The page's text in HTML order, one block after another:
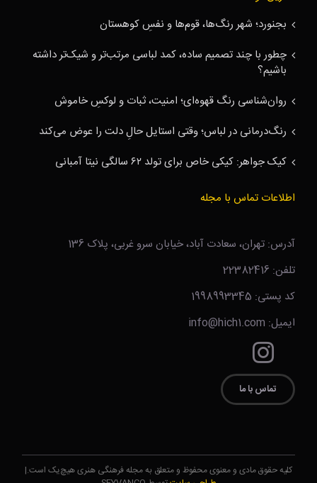
بجنورد؛ شهر رنگ‌ها، قوم‌ها و نفسِ کوهستان
چطور با چند تصمیم ساده، کمد لباسی مرتب‌تر و شیک‌تر داشته
باشیم؟
روان‌شناسی رنگ قهوه‌ای؛ امنیت، ثبات و لوکسِ خاموش
رنگ‌درمانی در لباس؛ وقتی استایل حالِ دلت را عوض می‌کند
کیک جواهر: کیکی خاص برای تولد ۶۲ سالگی نیتا آمبانی
اطلاعات تماس با مجله
آدرس: تهران، سعادت آباد، خیابان سرو غربی، پلاک 136
تلفن: 22382416
کد پستی: 1998993345
ایمیل: info@hich1.com
تماس با ما
کلیه حقوق مادی و معنوی محفوظ و متعلق به مجله فرهنگی هنری هیچ‌یک است.|